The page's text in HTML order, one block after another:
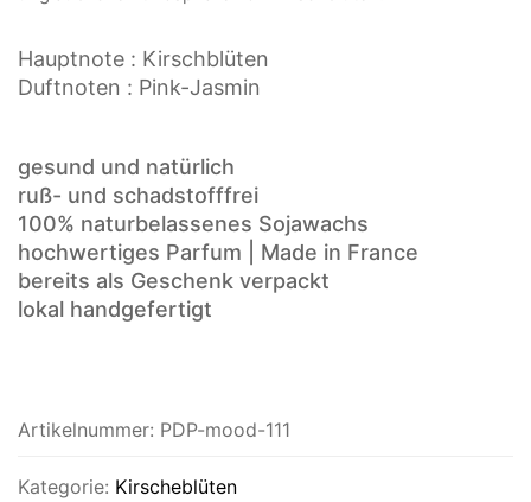
Hauptnote : Kirschblüten
Duftnoten : Pink-Jasmin
gesund und natürlich
ruß- und schadstofffrei
100% naturbelassenes Sojawachs
hochwertiges Parfum | Made in France
bereits als Geschenk verpackt
lokal handgefertigt
Artikelnummer: PDP-mood-111
Kategorie: Kirscheblüten